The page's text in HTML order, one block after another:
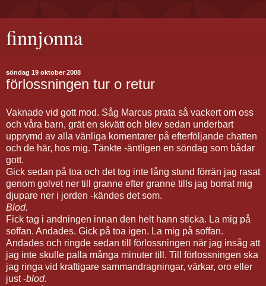
finnjonna
söndag 19 oktober 2008
förlossningen tur o retur
Vaknade vid gott mod. Såg Marcus prata så vackert om oss
och våra barn, grät en skvätt och blev sedan underbart
upprymd av alla vänliga komentarer på efterföljande chatten
och de här, hos mig. Tänkte -äntligen en söndag som bådar
gott.
Gick sedan på toa och det tog inte lång stund förrän jag rasat
genom golvet ner till granne efter granne tills jag borrat mig
djupare ner i jorden -kändes det som.
Blod.
Fick tag i andningen innan den helt hann sticka. La mig på
soffan. Andades. Gick på toa igen. La mig på soffan.
Andades och ringde sedan till förlossningen när jag insåg att
jag inte skulle palla många minuter till. Till förlossningen ska
jag ringa vid kraftigare sammandragningar, värkar, oro eller
just -blod.